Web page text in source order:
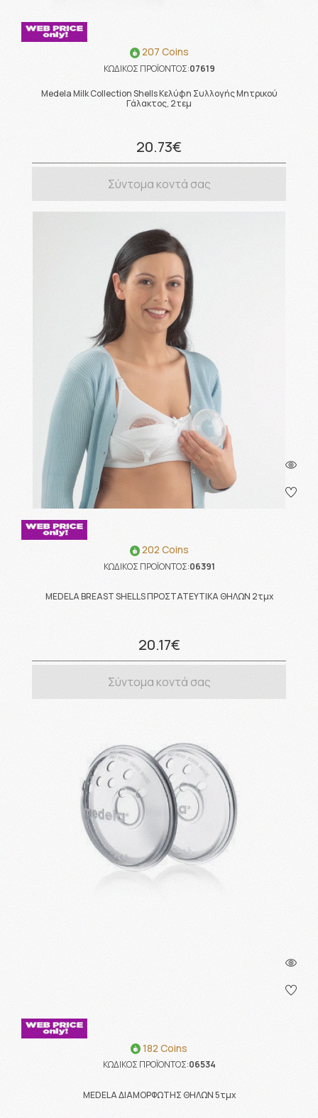
207 Coins
ΚΩΔΙΚΟΣ ΠΡΟΪΟΝΤΟΣ:07619
Medela Milk Collection Shells Κελύφη Συλλογής Μητρικού
Γάλακτος, 2τεμ
20.73€
Σύντομα κοντά σας
202 Coins
ΚΩΔΙΚΟΣ ΠΡΟΪΟΝΤΟΣ:06391
MEDELA BREAST SHELLS ΠΡΟΣΤΑΤΕΥΤΙΚΑ ΘΗΛΩΝ 2τμχ
20.17€
Σύντομα κοντά σας
182 Coins
ΚΩΔΙΚΟΣ ΠΡΟΪΟΝΤΟΣ:06534
MEDELA ΔΙΑΜΟΡΦΩΤΗΣ ΘΗΛΩΝ 5τμχ